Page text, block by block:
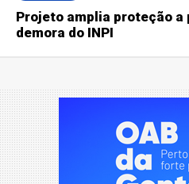
Projeto amplia proteção
demora do INPI